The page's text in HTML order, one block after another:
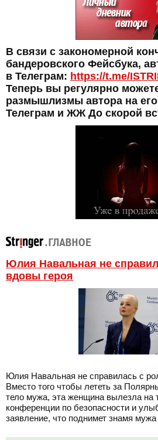
В связи с закономерной
бандеровского Фейсбука,
в Телеграм: https://t.me/
Теперь вы регулярно
размышлизмы автора на его
Телеграм и ЖЖ До скорой
Юлия Навальная не
вдовы героя
Юлия Навальная не справилась с
Вместо того чтобы лететь за
тело мужа, эта женщина вылезла на
конференции по безопасности и
заявление, что поднимет знамя мужа